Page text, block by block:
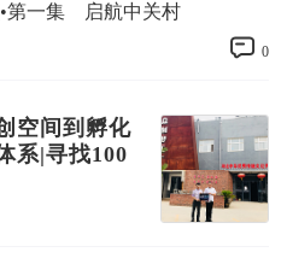
第一集 启航中关村
0
空间到孵化
系|寻找100